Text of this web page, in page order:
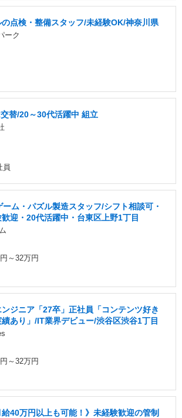
点検・整備スタッフ/未経験OK/神奈川県
ーク
替/20～30代活躍中 組立
員
ーム・パズル製造スタッフ/シフト相談可・
迎・20代活躍中・台東区上野1丁目
～32万円
ジニア「27卒」正社員「コンテンツ好き
あり」/IT業界デビュー/渋谷区渋谷1丁目
～32万円
40万円以上も可能！》未経験歓迎の管制